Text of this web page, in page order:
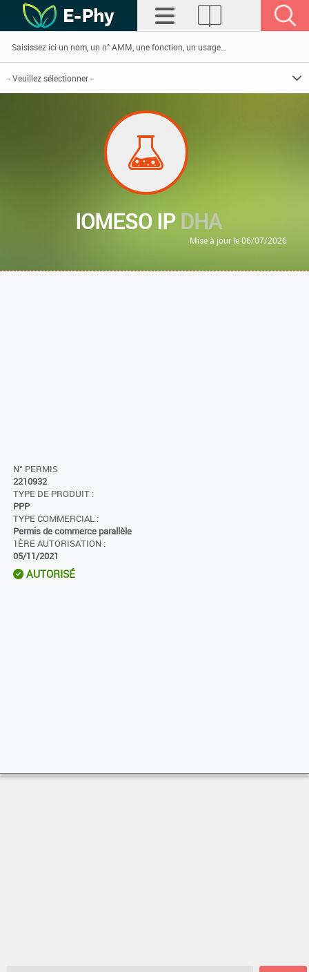
IOMESO IPDHA
Mise à jour le 06/07/2026
N° PERMIS
2210932
TYPE DE PRODUIT :
PPP
TYPE COMMERCIAL :
Permis de commerce parallèle
1ÈRE AUTORISATION :
05/11/2021
AUTORISÉ